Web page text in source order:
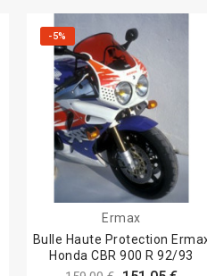
-5%
Ermax
Bulle Haute Protection
Honda CBR 900 R 92/93